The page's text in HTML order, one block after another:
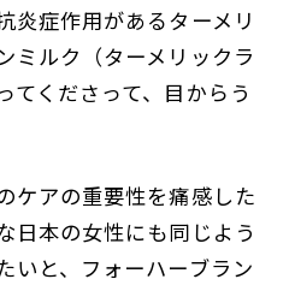
炎症作用があるターメリ
ミルク（ターメリックラ
てくださって、目からう
ケアの重要性を痛感した
日本の女性にも同じよう
いと、フォーハーブラン